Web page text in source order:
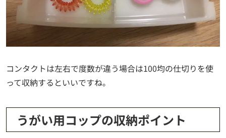
コンタクトは左右で度数が違う場合は100均の仕切りを使
って収納するといいですね。
うがい用コップの収納ポイント